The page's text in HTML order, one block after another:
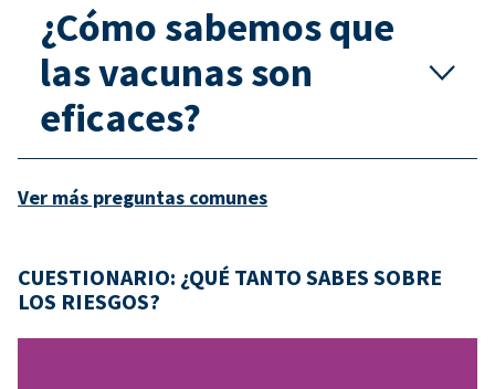
¿Cómo sabemos que
las vacunas son
eficaces?
Ver más preguntas comunes
CUESTIONARIO: ¿QUÉ TANTO SABES SOBRE
LOS RIESGOS?